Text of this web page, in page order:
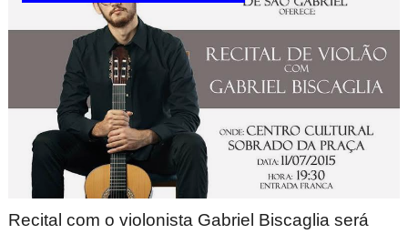
Recital com o violonista Gabriel Biscaglia será